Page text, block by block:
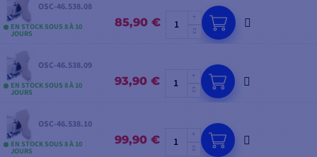
OSC-46.538.08
EN STOCK SOUS 8 À 10
JOURS
85,90 €
OSC-46.538.09
EN STOCK SOUS 8 À 10
JOURS
93,90 €
OSC-46.538.10
EN STOCK SOUS 8 À 10
JOURS
99,90 €